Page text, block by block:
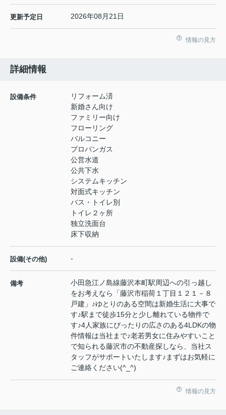
更新予定日 2026年08月21日
情報の見方
詳細情報
設備条件
リフォーム済
新婚さん向け
ファミリー向け
フローリング
バルコニー
プロパンガス
公営水道
公共下水
システムキッチン
対面式キッチン
バス・トイレ別
トイレ２ヶ所
独立洗面台
床下収納
設備(その他) -
備考
小田急江ノ島線藤沢本町駅周辺への引っ越し
をお考えなら「藤沢市稲荷１丁目１２１－８
戸建」♪ゆとりのある空間は新婚生活に大事で
す♪駅まで徒歩15分と少し離れている物件で
す♪4人家族にぴったりの広さのある4LDKの物
件情報は当社まで♪老若男女に住みやすいこと
で知られる藤沢市の不動産探しなら、当社ス
タッフがサポートいたします♪まずはお気軽に
ご連絡ください(^_^)
情報の見方